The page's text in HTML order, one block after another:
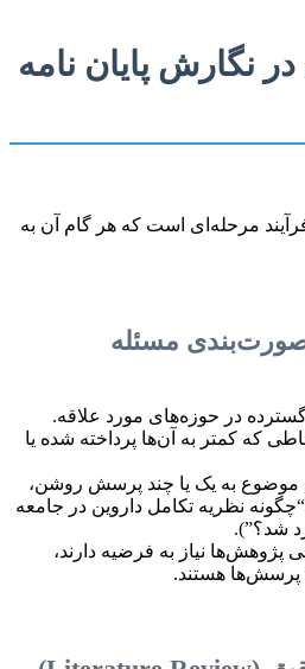
نگارش پایان نامه
مرحله‌ای است که هر گام آن به
در حوزه‌های مورد علاقه.
که کمتر به آن‌ها پرداخته شده یا
به یک یا چند پرسش روشن،
نظریه تکامل داروین در جامعه
شد؟”).
نیاز به فرضیه دارند،
پرسش‌ها هستند.